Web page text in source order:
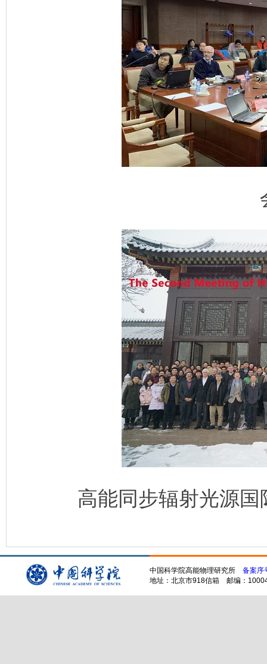
高能同步辐射光源
中国科学院高能物理研究所 备案序
地址：北京市918信箱 邮编：